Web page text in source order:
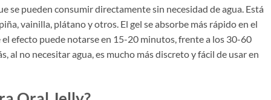
se pueden consumir directamente sin necesidad de agua. Está
vainilla, plátano y otros. El gel se absorbe más rápido en el
efecto puede notarse en 15-20 minutos, frente a los 30-60
al no necesitar agua, es mucho más discreto y fácil de usar en